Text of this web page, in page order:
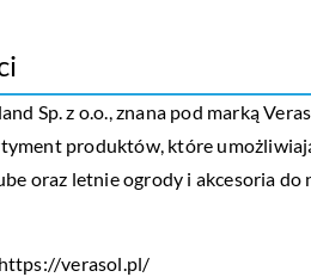
Sp. z o.o., znana pod marką
produktów, które
oraz letnie ogrody i akcesoria
https://verasol.pl/